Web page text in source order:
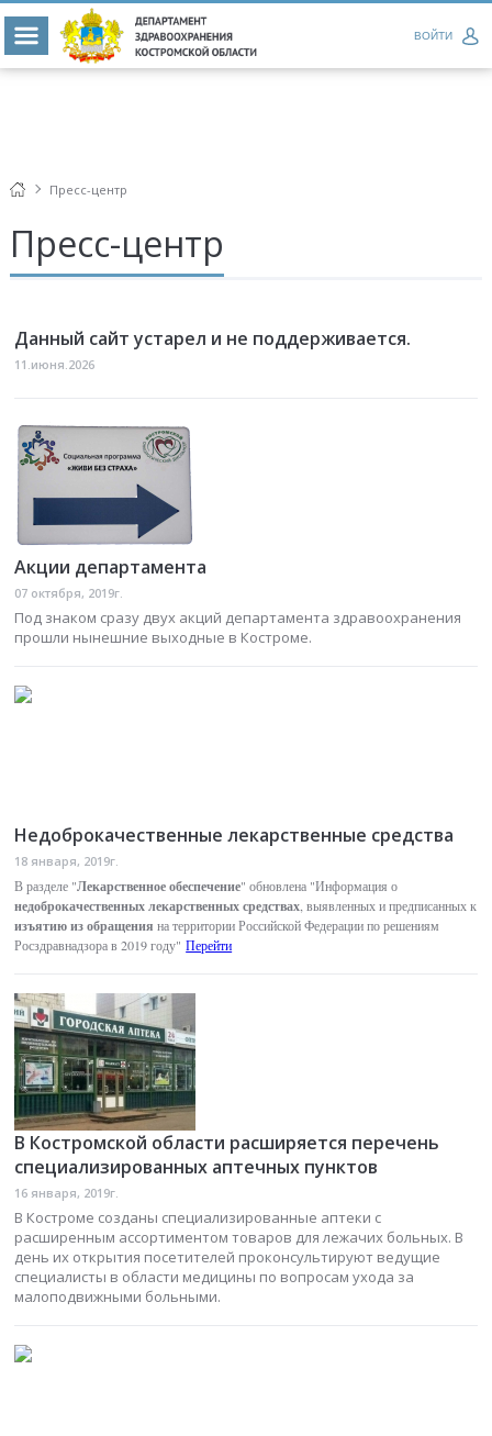
ВОЙТИ
Пресс-центр
Пресс-центр
Данный сайт устарел и не поддерживается.
11.июня.2026
Акции департамента
07 октября, 2019г.
Под знаком сразу двух акций департамента здравоохранения
прошли нынешние выходные в Костроме.
Недоброкачественные лекарственные средства
18 января, 2019г.
В разделе "Лекарственное обеспечение" обновлена "Информация о
недоброкачественных лекарственных средствах , выявленных и предписанных к
изъятию из обращения на территории Российской Федерации по решениям
Росздравнадзора в 2019 году"Перейти
В Костромской области расширяется перечень
специализированных аптечных пунктов
16 января, 2019г.
В Костроме созданы специализированные аптеки с
расширенным ассортиментом товаров для лежачих больных. В
день их открытия посетителей проконсультируют ведущие
специалисты в области медицины по вопросам ухода за
малоподвижными больными.